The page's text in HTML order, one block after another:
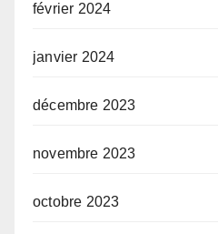
février 2024
janvier 2024
décembre 2023
novembre 2023
octobre 2023